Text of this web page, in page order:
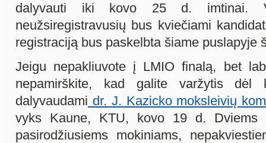
dalyvauti iki kovo 25 d. imtinai.
neužsiregistravusių bus kviečiami
registraciją bus paskelbta šiame puslapyje
Jeigu nepakliuvote į LMIO finalą, bet
nepamirškite, kad galite varžytis
dalyvaudami dr. J. Kazicko moksleivių
vyks Kaune, KTU, kovo 19 d. Dviems
pasirodžiusiems mokiniams,